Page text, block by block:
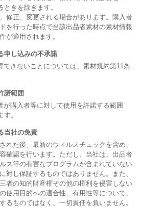
ときを除きます。
修正、変更される場合があります。購入者
を行った時点で当該出品者素材の素材情報
が適用されます。
し込みの不承諾
できないことについては、素材規約第11条
諾範囲
が購入者等に対して使用を許諾する範囲
。
当社の免責
れた後、最新のウィルスチェックを含め、
確認を行います。ただし、当社は、出品者
ス等の有害なプログラムが含まれていない
対し保証するものではありません。また、
者の知的財産権その他の権利を侵害しない
使用目的への適合性、有用性等について、
るものではなく、一切責任を負いません。